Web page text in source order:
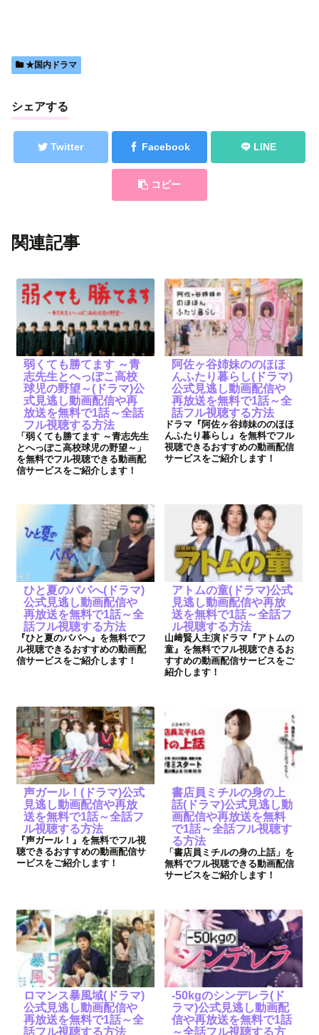
★国内ドラマ
シェアする
Twitter Facebook LINE
コピー
関連記事
弱くても勝てます ～青
志先生とへっぽこ高校
球児の野望～(ドラマ)公
式見逃し動画配信や再
放送を無料で1話～全話
フル視聴する方法
「弱くても勝てます ～青志先生
とへっぽこ高校球児の野望～」
を無料でフル視聴できる動画配
信サービスをご紹介します！
阿佐ヶ谷姉妹ののほほ
んふたり暮らし(ドラマ)
公式見逃し動画配信や
再放送を無料で1話～全
話フル視聴する方法
ドラマ『阿佐ヶ谷姉妹ののほほ
んふたり暮らし』を無料でフル
視聴できるおすすめの動画配信
サービスをご紹介します！
ひと夏のパパへ(ドラマ)
公式見逃し動画配信や
再放送を無料で1話～全
話フル視聴する方法
『ひと夏のパパへ』を無料でフ
ル視聴できるおすすめの動画配
信サービスをご紹介します！
アトムの童(ドラマ)公式
見逃し動画配信や再放
送を無料で1話～全話フ
ル視聴する方法
山﨑賢人主演ドラマ『アトムの
童』を無料でフル視聴できるお
すすめの動画配信サービスをご
紹介します！
声ガール！(ドラマ)公式
見逃し動画配信や再放
送を無料で1話～全話フ
ル視聴する方法
『声ガール！』を無料でフル視
聴できるおすすめの動画配信サ
ービスをご紹介します！
書店員ミチルの身の上
話(ドラマ)公式見逃し動
画配信や再放送を無料
で1話～全話フル視聴す
る方法
「書店員ミチルの身の上話」を
無料でフル視聴できる動画配信
サービスをご紹介します！
ロマンス暴風域(ドラマ)
公式見逃し動画配信や
再放送を無料で1話～全
話フル視聴する方法
-50kgのシンデレラ(ド
ラマ)公式見逃し動画配
信や再放送を無料で1話
～全話フル視聴する方